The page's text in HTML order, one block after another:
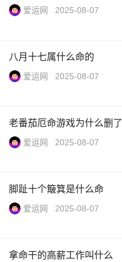
爱运网 2025-08-07
八月十七属什么命的
爱运网 2025-08-07
老番茄厄命游戏为什么删了
爱运网 2025-08-07
脚趾十个簸箕是什么命
爱运网 2025-08-07
拿命干的高薪工作叫什么